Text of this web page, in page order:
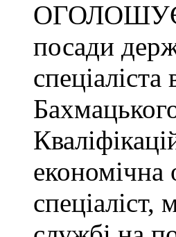
ОГОЛОШУЄ
посади
економічна